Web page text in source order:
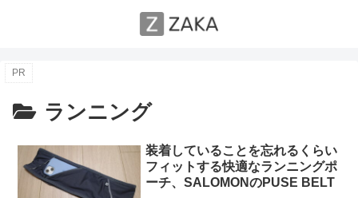
PR
ランニング
装着していることを忘れるくらい
フィットする快適なランニングポ
ーチ、SALOMONのPUSE BELT